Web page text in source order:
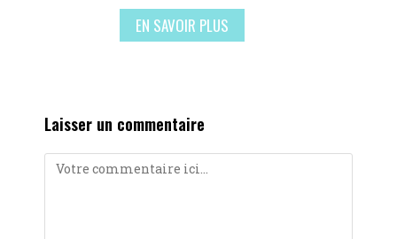
EN SAVOIR PLUS
Laisser un commentaire